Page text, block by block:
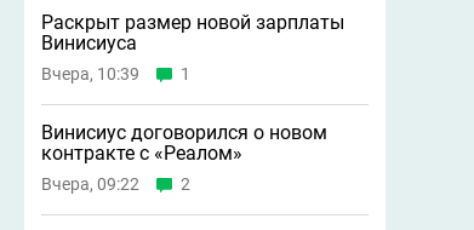
Раскрыт размер новой зарплаты
Винисиуса
Вчера, 10:39 1
Винисиус договорился о новом
контракте с «Реалом»
Вчера, 09:22 2